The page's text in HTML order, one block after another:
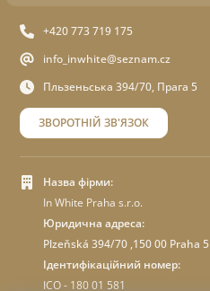
+420 773 719 175
info_inwhite@seznam.cz
Пльзеньська 394/70, Прага 5
ЗВОРОТНІЙ ЗВ'ЯЗОК
Назва фірми:
In White Praha s.r.o.
Юридична адреса:
Plzeňská 394/70 ,150 00 Praha 5
Ідентифікаційний номер:
ICO - 180 01 581